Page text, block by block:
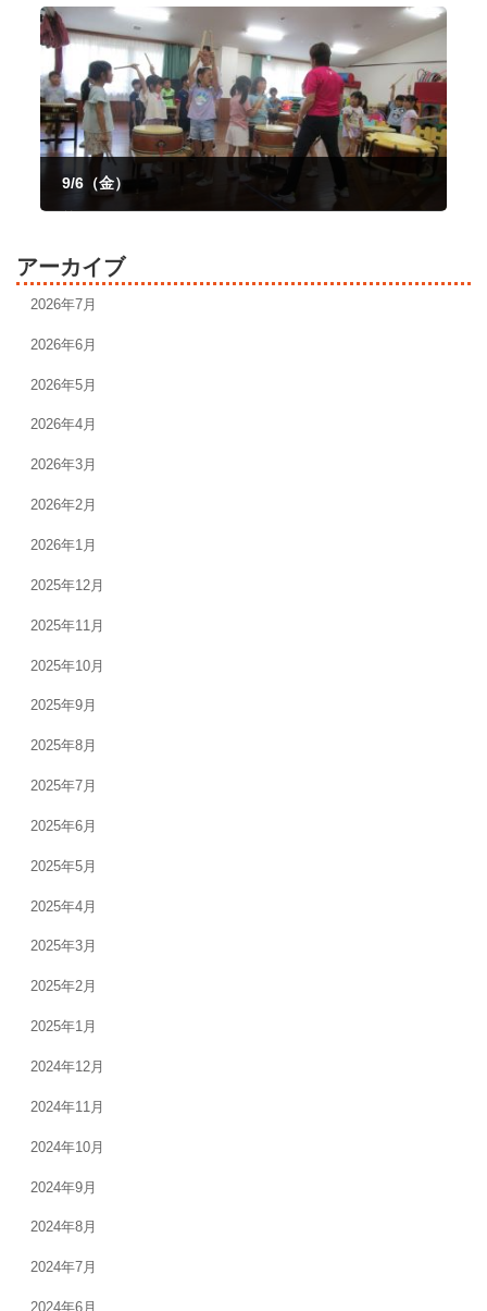
9/6（金）
アーカイブ
2026年7月
2026年6月
2026年5月
2026年4月
2026年3月
2026年2月
2026年1月
2025年12月
2025年11月
2025年10月
2025年9月
2025年8月
2025年7月
2025年6月
2025年5月
2025年4月
2025年3月
2025年2月
2025年1月
2024年12月
2024年11月
2024年10月
2024年9月
2024年8月
2024年7月
2024年6月